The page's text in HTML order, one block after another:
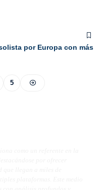
por Europa con más
5